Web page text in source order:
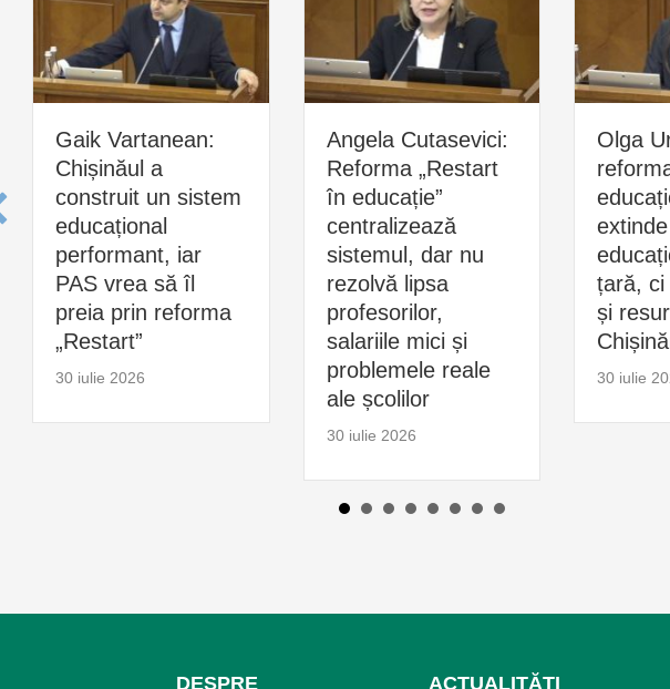
Gaik Vartanean:
Chișinăul a
construit un sistem
educațional
performant, iar
PAS vrea să îl
preia prin reforma
„Restart”
30 iulie 2026
Angela Cutasevici:
Reforma „Restart
în educație”
centralizează
sistemul, dar nu
rezolvă lipsa
profesorilor,
salariile mici și
problemele reale
ale școlilor
30 iulie 2026
Olga
țară, ci
și
30 iulie
DESPRE ACTUALITĂȚI